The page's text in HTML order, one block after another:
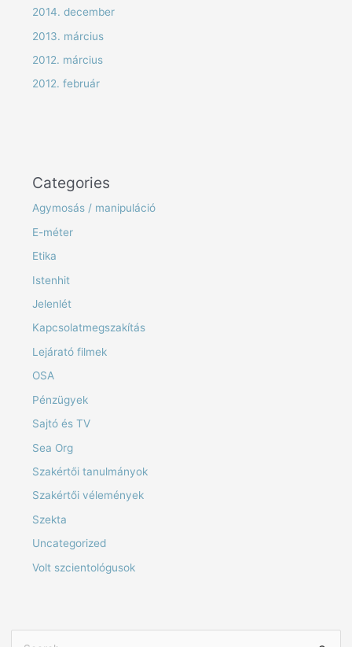
2014. december
2013. március
2012. március
2012. február
Categories
Agymosás / manipuláció
E-méter
Etika
Istenhit
Jelenlét
Kapcsolatmegszakítás
Lejárató filmek
OSA
Pénzügyek
Sajtó és TV
Sea Org
Szakértői tanulmányok
Szakértői vélemények
Szekta
Uncategorized
Volt szcientológusok